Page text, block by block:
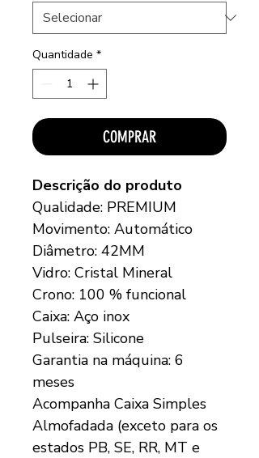
Quantidade *
COMPRAR
Descrição do produto
Qualidade: PREMIUM
Movimento: Automático
Diâmetro: 42MM
Vidro: Cristal Mineral
Crono: 100 % funcional
Caixa: Aço inox
Pulseira: Silicone
Garantia na máquina: 6
meses
Acompanha Caixa Simples
Almofadada (exceto para os
estados PB, SE, RR, MT e